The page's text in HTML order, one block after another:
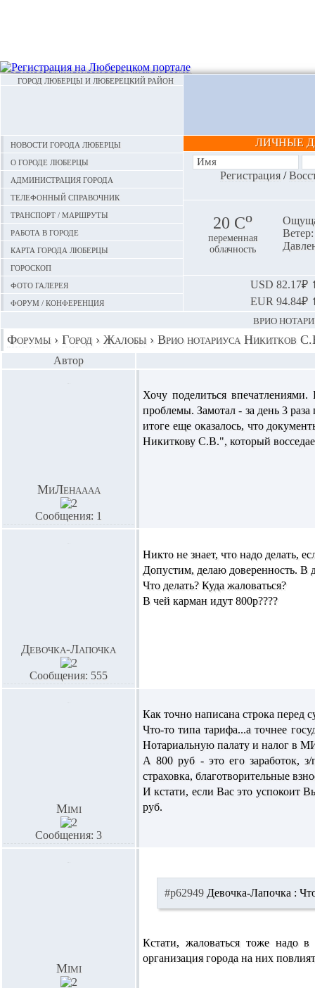
ГОРОД ЛЮБЕРЦЫ И ЛЮБЕРЕЦКИЙ РАЙОН
Новости города Люберцы
О городе Люберцы
Администрация города
Телефонный справочник
Транспорт / маршруты
Работа в городе
Карта города Люберцы
Гороскоп
Фото галерея
Форум / конференция
ЛИЧНЫЕ
Регистрация/
20 Сo
переменная
облачность
USD 82.17₽
EUR 94.84₽
ВРИО
Форумы › Город › Жалобы › Врио нотариуса Никитков
Автор
МиЛенаааа
Сообщения: 1
Хочу поделиться
проблемы. Замотал - за день 3
итоге еще оказалось, что
Никиткову С.В.", который
Девочка-Лапочка
Сообщения: 555
Никто не знает, что надо делать,
Допустим, делаю доверенность. В
Что делать? Куда жаловаться?
В чей карман идут 800р????
Mimi
Сообщения: 3
Как точно написана строка перед
Что-то типа тарифа...а точнее
Нотариальную палату и налог в
А 800 руб - это его заработок,
страховка, благотворительные
И кстати, если Вас это успокоит
руб.
Mimi
#p62949 Девочка-Лапочка :
Кстати, жаловаться тоже надо
организация города на них